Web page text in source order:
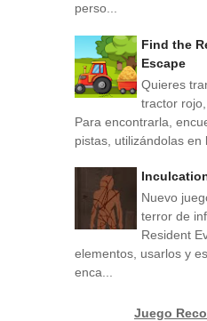
perso...
Find the
Escape
Quieres
tractor
Para encontrarla,
pistas, utilizándolas en
Nuevo
terror de
Resident
elementos, usarlos y
enca...
Juego